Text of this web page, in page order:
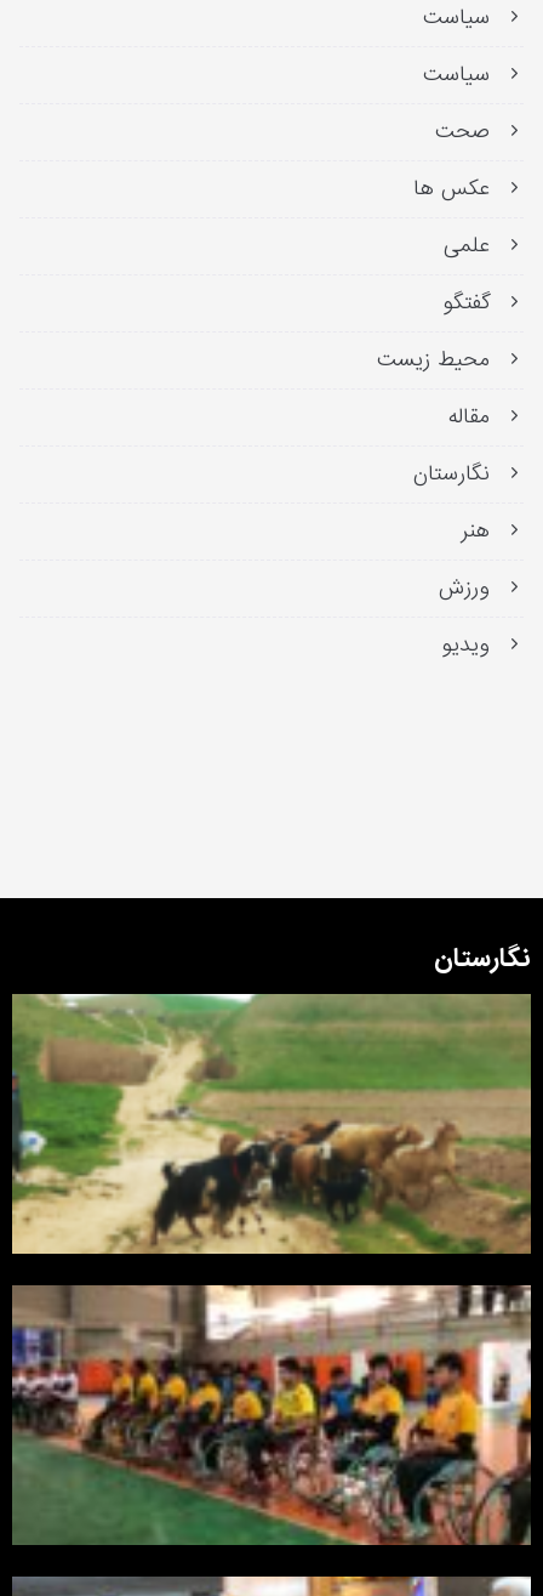
سیاست
سیاست
صحت
عکس ها
علمی
گفتگو
محیط زیست
مقاله
نگارستان
هنر
ورزش
ویدیو
نگارستان